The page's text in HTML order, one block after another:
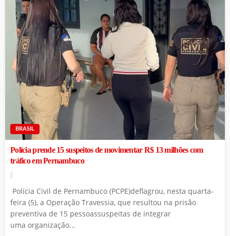
BRASIL
Polícia prende 15 suspeitos de movimentar R$ 13 milhões com
tráfico em Pernambuco
Polícia Civil de Pernambuco (PCPE)deflagrou, nesta quarta-
feira (5), a Operação Travessia, que resultou na prisão
preventiva de 15 pessoassuspeitas de integrar
uma organização...